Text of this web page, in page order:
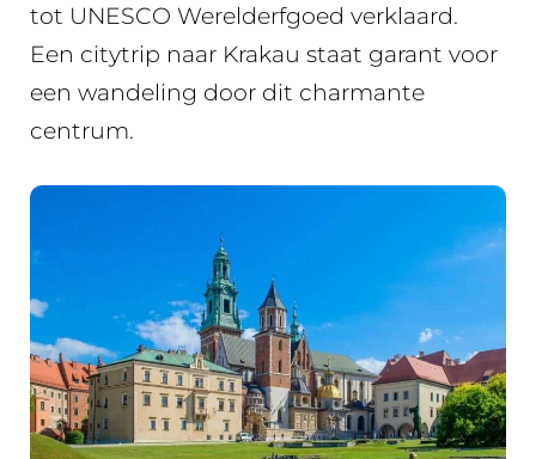
tot UNESCO Werelderfgoed verklaard.
Een citytrip naar Krakau staat garant voor
een wandeling door dit charmante
centrum.